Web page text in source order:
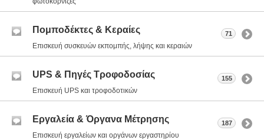
Πομποδέκτες & Κεραίες
Επισκευή συσκευών εκπομπής, λήψης και κεραιών
71
UPS & Πηγές Τροφοδοσίας
Επισκευή UPS και τροφοδοτικών
155
Εργαλεία & Όργανα Μέτρησης
Επισκευή εργαλείων και οργάνων εργαστηρίου
187